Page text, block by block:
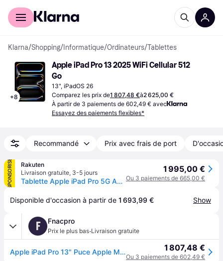
Acheter avec Klarna
Klarna/Shopping/ Informatique/Ordinateurs/Tablettes
+8
Apple iPad Pro 13 2025 WiFi Cellular 512
Go
13", iPadOS 26
Comparez les prix de1 807,48 €à2 625,00 €
À partir de 3 paiements de 602,49 € avec
Essayez des paiements flexibles*
Recommandé Prix avec frais de port
SPONSORISÉ
Rakuten
Livraison gratuite, 3-5 jours
Tablette Apple iPad Pro 5G Apple M5 (2025) 512 Go 13 pouces 12 Go RAM Wi-Fi + Cellular Noir
1 995,00 €
Ou 3 paiements de 665,00 €
Disponible d'occasion à partir de 1 693,99 € Show
F Fnacpro
Prix le plus bas·Livraison gratuite
Apple iPad Pro 13" Puce Apple M5 512 Go Noir Sidéral 5G 8ème génération 2025 1 807,48 €
Ou 3 paiements de 602,49 €